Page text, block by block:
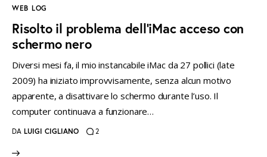
WEB LOG
Risolto il problema dell’iMac acceso con
schermo nero
Diversi mesi fa, il mio instancabile iMac da 27 pollici (late
2009) ha iniziato improvvisamente, senza alcun motivo
apparente, a disattivare lo schermo durante l’uso. Il
computer continuava a funzionare…
DA LUIGI CIGLIANO 2